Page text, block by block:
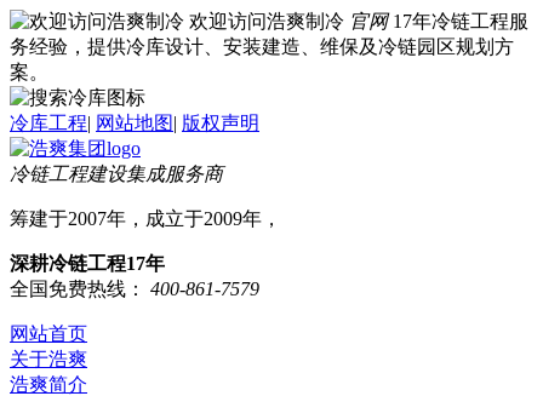
欢迎访问浩爽制冷 官网 17年冷链工程服
务经验，提供冷库设计、安装建造、维保及冷链园区规划方
案。
冷库工程| 网站地图| 版权声明
冷链工程建设集成服务商
筹建于2007年，成立于2009年，
深耕冷链工程17年
全国免费热线：
400-861-7579
网站首页
关于浩爽
浩爽简介